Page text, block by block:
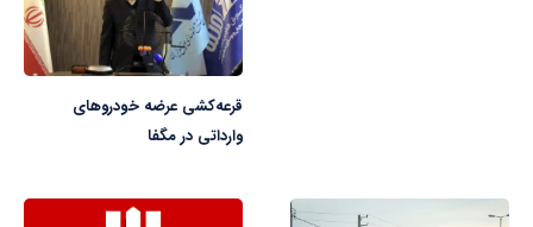
قرعه‌کشی عرضه خودروهای
وارداتی در مگفا